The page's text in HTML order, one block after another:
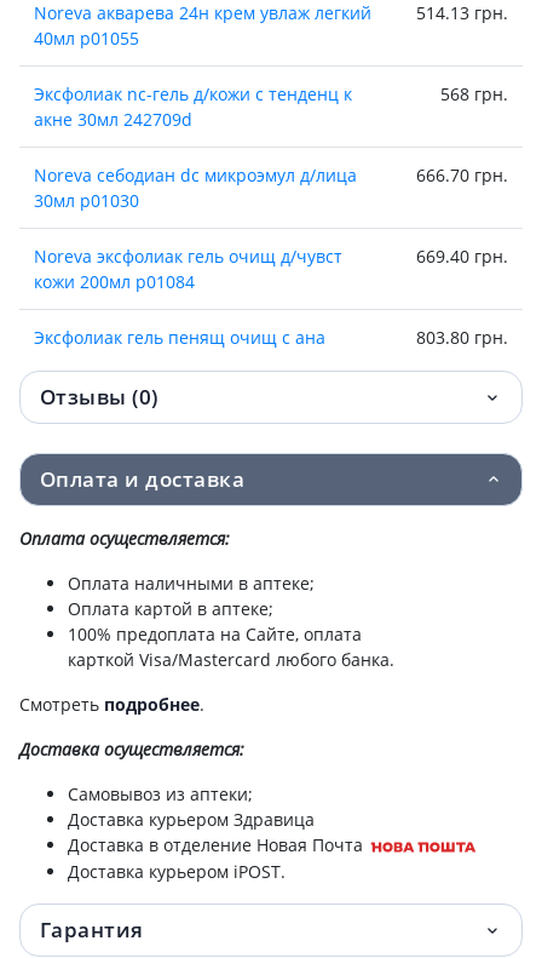
Noreva акварева 24н крем увлаж легкий
40мл р01055
514.13 грн.
Эксфолиак nc-гель д/кожи с тенденц к
акне 30мл 242709d
568 грн.
Noreva себодиан dc микроэмул д/лица
30мл p01030
666.70 грн.
Noreva эксфолиак гель очищ д/чувст
кожи 200мл р01084
669.40 грн.
Эксфолиак гель пенящ очищ с ана
803.80 грн.
Noreva (Норева) эксфолиак bb крем
833.30 грн.
Эксфолиак крем востан увлаж 40мл
833.30 грн.
Noreva себодиан ds шампунь п/перхоти
150мл p01036
Эксфолиак лосьон с высок конц ана
Отзывы (0)
Оплата и доставка
Оплата осуществляется:
Оплата наличными в аптеке;
Оплата картой в аптеке;
100% предоплата на Сайте, оплата
карткой Visa/Mastercard любого банка.
Смотреть подробнее.
Доставкаосуществляется:
Самовывоз из аптеки;
Доставка курьером Здравица
Доставка в отделение Новая Почта
Доставка курьером iPOST.
Гарантия